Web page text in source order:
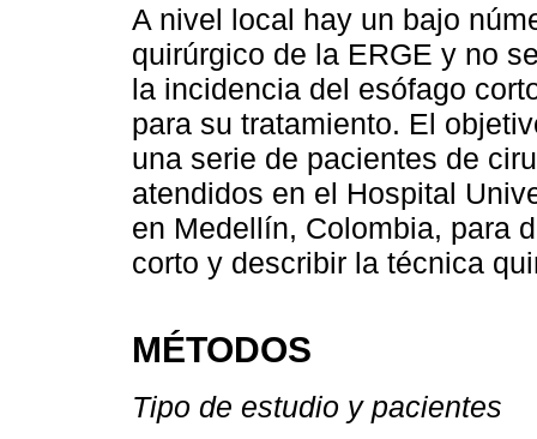
A nivel local hay un bajo
quirúrgico de la ERGE y no
la incidencia del esófago
para su tratamiento. El
una serie de pacientes de
atendidos en el Hospital
en Medellín, Colombia, para
corto y describir la técnica
MÉTODOS
Tipo de estudio y pacientes